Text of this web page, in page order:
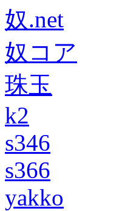
奴.net
奴コア
珠玉
k2
s346
s366
yakko